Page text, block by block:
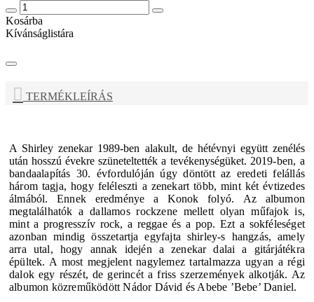
Kosárba
Kívánságlistára
TERMÉKLEÍRÁS
A Shirley zenekar 1989-ben alakult, de hétévnyi együtt zenélés
után hosszú évekre szüneteltették a tevékenységüket. 2019-ben, a
bandaalapítás 30. évfordulóján úgy döntött az eredeti felállás
három tagja, hogy feléleszti a zenekart több, mint két évtizedes
álmából. Ennek eredménye a Konok folyó. Az albumon
megtalálhatók a dallamos rockzene mellett olyan műfajok is,
mint a progresszív rock, a reggae és a pop. Ezt a sokféleséget
azonban mindig összetartja egyfajta shirley-s hangzás, amely
arra utal, hogy annak idején a zenekar dalai a gitárjátékra
épültek. A most megjelent nagylemez tartalmazza ugyan a régi
dalok egy részét, de gerincét a friss szerzemények alkotják. Az
albumon közreműködött Nádor Dávid és Abebe ’Bebe’ Daniel.